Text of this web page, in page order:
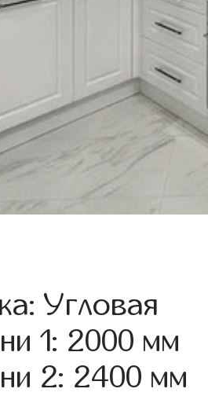
Угловая
1: 2000 мм
2: 2400 мм